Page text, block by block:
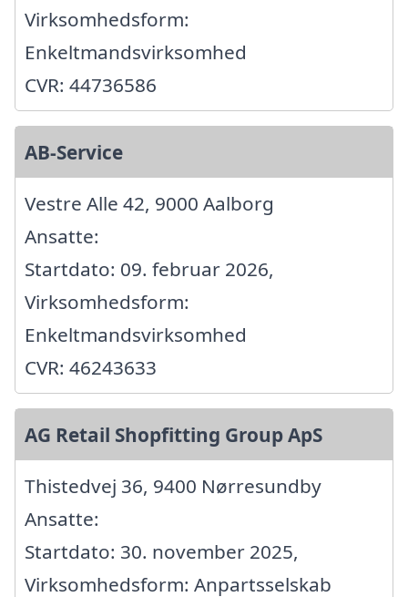
Virksomhedsform:
Enkeltmandsvirksomhed
CVR: 44736586
AB-Service
Vestre Alle 42, 9000 Aalborg
Ansatte:
Startdato: 09. februar 2026,
Virksomhedsform:
Enkeltmandsvirksomhed
CVR: 46243633
AG Retail Shopfitting Group ApS
Thistedvej 36, 9400 Nørresundby
Ansatte:
Startdato: 30. november 2025,
Virksomhedsform: Anpartsselskab